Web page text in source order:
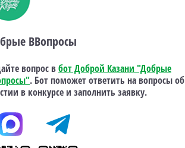
ВВопросы
вопрос вбот Доброй Казани "Добрые
. Бот поможет ответить на вопросы об
в конкурсе и заполнить заявку.